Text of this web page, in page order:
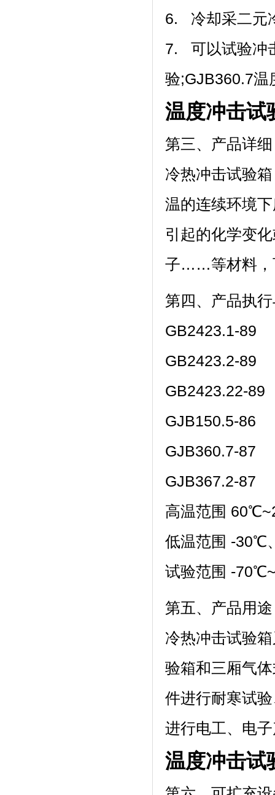
6. 冷却采二元冷
7. 可以试验冲
验;GJB360.7温
温度冲击试
第三、产品详细
冷热冲击试验箱
温的连续环境下
引起的化学变化或
子……等材料
第四、产品
GB2423.1-89
GB2423.2-89
GB2423.22-89
GJB150.5-86
GJB360.7-87
GJB367.2-87
高温范围
低温范围 -
试验范围 -
第五、产品用途
冷热冲击试验箱
验箱和三厢气体
件进行耐寒试验
进行电工、电
温度冲击试